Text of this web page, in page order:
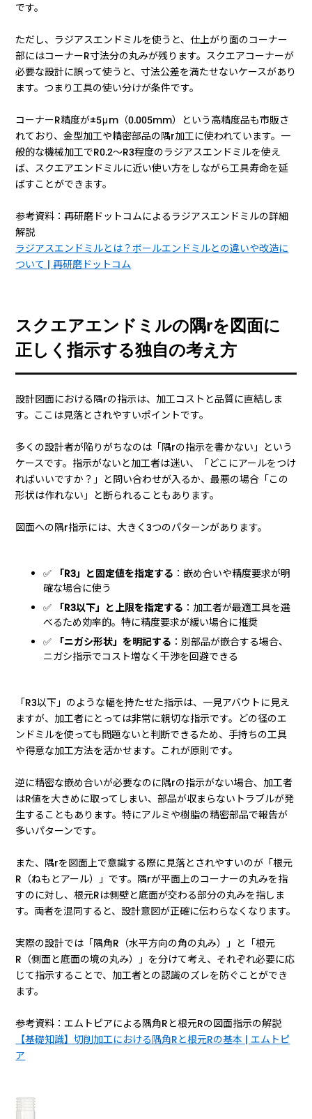
です。
ただし、ラジアスエンドミルを使うと、仕上がり面のコーナー
部にはコーナーR寸法分の丸みが残ります。スクエアコーナーが
必要な設計に誤って使うと、寸法公差を満たせないケースがあり
ます。つまり工具の使い分けが条件です。
コーナーR精度が±5μm（0.005mm）という高精度品も市販さ
れており、金型加工や精密部品の隅r加工に使われています。一
般的な機械加工でR0.2〜R3程度のラジアスエンドミルを使え
ば、スクエアエンドミルに近い使い方をしながら工具寿命を延
ばすことができます。
参考資料：再研磨ドットコムによるラジアスエンドミルの詳細
解説
ラジアスエンドミルとは？ボールエンドミルとの違いや改造に
ついて | 再研磨ドットコム
スクエアエンドミルの隅rを図面に
正しく指示する独自の考え方
設計図面における隅rの指示は、加工コストと品質に直結しま
す。ここは見落とされやすいポイントです。
多くの設計者が陥りがちなのは「隅rの指示を書かない」という
ケースです。指示がないと加工者は迷い、「どこにアールをつけ
ればいいですか？」と問い合わせが入るか、最悪の場合「この
形状は作れない」と断られることもあります。
図面への隅r指示には、大きく3つのパターンがあります。
✅ 「R3」と固定値を指定する ：嵌め合いや精度要求が明
確な場合に使う
✅
「R3以下」と上限を指定する ：加工者が最適工具を選
べるため効率的。特に精度要求が緩い場合に推奨
✅
「ニガシ形状」を明記する ：別部品が嵌合する場合、
ニガシ指示でコスト増なく干渉を回避できる
「R3以下」のような幅を持たせた指示は、一見アバウトに見え
ますが、加工者にとっては非常に親切な指示です。どの径のエ
ンドミルを使っても問題ないと判断できるため、手持ちの工具
や得意な加工方法を活かせます。これが原則です。
逆に精密な嵌め合いが必要なのに隅rの指示がない場合、加工者
はR値を大きめに取ってしまい、部品が収まらないトラブルが発
生することもあります。特にアルミや樹脂の精密部品で報告が
多いパターンです。
また、隅rを図面上で意識する際に見落とされやすいのが「根元
R（ねもとアール）」です。隅rが平面上のコーナーの丸みを指
すのに対し、根元Rは側壁と底面が交わる部分の丸みを指しま
す。両者を混同すると、設計意図が正確に伝わらなくなります。
実際の設計では「隅角R（水平方向の角の丸み）」と「根元
R（側面と底面の境の丸み）」を分けて考え、それぞれ必要に応
じて指示することで、加工者との認識のズレを防ぐことができ
ます。
参考資料：エムトピアによる隅角Rと根元Rの図面指示の解説
【基礎知識】切削加工における隅角Rと根元Rの基本 | エムトピ
ア